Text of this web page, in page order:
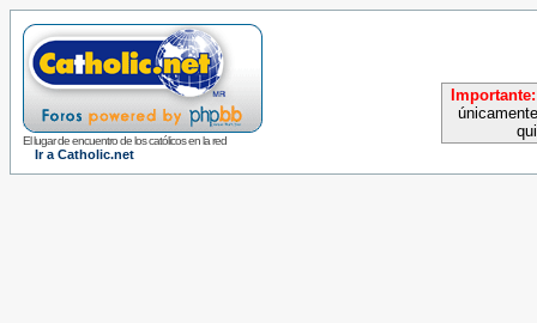
El lugar de encuentro de los católicos en la red
Ir a Catholic.net
Importante: